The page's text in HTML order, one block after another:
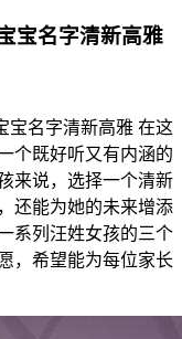
宝名字清新高雅
宝名字清新高雅 在这
个既好听又有内涵的
来说，选择一个清新
还能为她的未来增添
系列汪姓女孩的三个
，希望能为每位家长